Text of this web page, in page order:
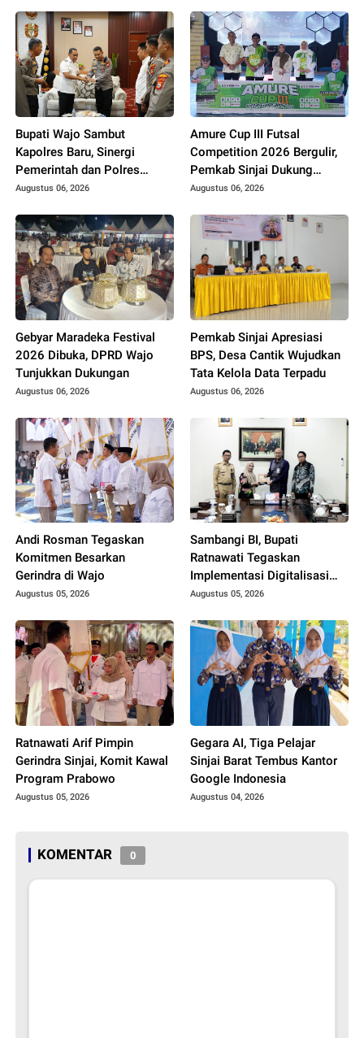
Bupati Wajo Sambut
Kapolres Baru, Sinergi
Pemerintah dan Polres
Diperkuat
Augustus 06, 2026
Amure Cup III Futsal
Competition 2026 Bergulir,
Pemkab Sinjai Dukung
Pembinaan Atlet Muda
Augustus 06, 2026
Gebyar Maradeka Festival
2026 Dibuka, DPRD Wajo
Tunjukkan Dukungan
Augustus 06, 2026
Pemkab Sinjai Apresiasi
BPS, Desa Cantik Wujudkan
Tata Kelola Data Terpadu
Augustus 06, 2026
Andi Rosman Tegaskan
Komitmen Besarkan
Gerindra di Wajo
Augustus 05, 2026
Sambangi BI, Bupati
Ratnawati Tegaskan
Implementasi Digitalisasi
Daerah
Augustus 05, 2026
Ratnawati Arif Pimpin
Gerindra Sinjai, Komit Kawal
Program Prabowo
Augustus 05, 2026
Gegara AI, Tiga Pelajar
Sinjai Barat Tembus Kantor
Google Indonesia
Augustus 04, 2026
KOMENTAR 0